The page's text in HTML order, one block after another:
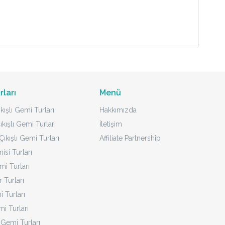
Gemi Turları
Gemi Turları
Gemi Turları
Turları
Turları
Turları
Turları
Turları
Turları
Menü
Hakkımızda
İletişim
Affiliate Partnership